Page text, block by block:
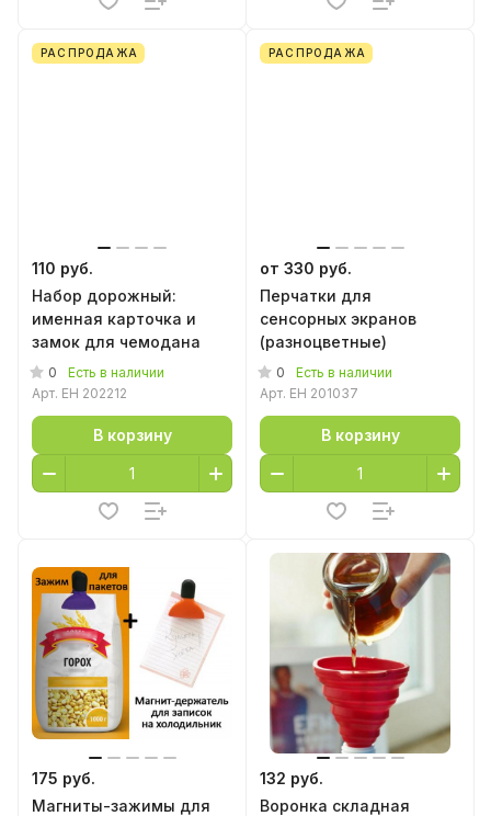
РАСПРОДАЖА
110 руб.
Набор дорожный:
именная карточка и
замок для чемодана
0
Есть в наличии
Арт. EH 202212
В корзину
РАСПРОДАЖА
от 330 руб.
Перчатки для
сенсорных экранов
(разноцветные)
0
Есть в наличии
Арт. EH 201037
В корзину
175 руб.
Магниты-зажимы для
132 руб.
Воронка складная